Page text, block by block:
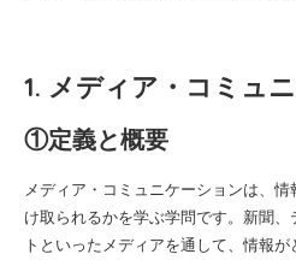
1. メディア・コミュ
①定義と概要
メディア・コミュニケーションは、
け取られるかを学ぶ学問です。新聞
トといったメディアを通して、情報